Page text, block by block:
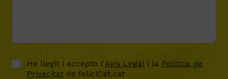
He llegit i accepto l'Avís Legal i la Política de
Privacitat de feliciCat.cat